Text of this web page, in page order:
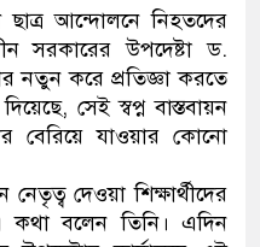
ছাত্র আন্দোলনে নিহতদের
সরকারের উপদেষ্টা ড.
নতুন করে প্রতিজ্ঞা করতে
সেই স্বপ্ন বাস্তবায়ন
বেরিয়ে যাওয়ার কোনো
দেওয়া শিক্ষার্থীদের
কথা বলেন তিনি। এদিন